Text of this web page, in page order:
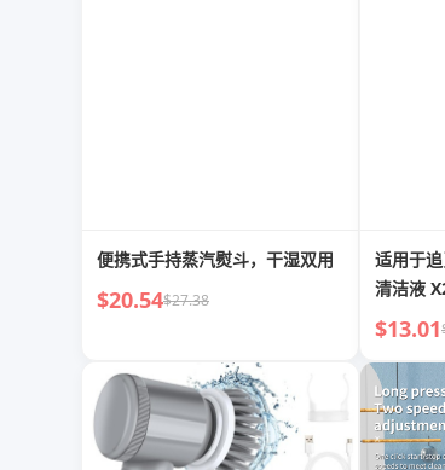
便携式手持蒸汽熨斗，干湿双用
$20.54$27.38
适用于
清洁液
抹布
$13.01